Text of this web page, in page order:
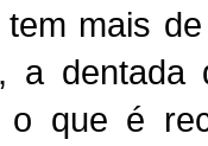
mais
a
o que é